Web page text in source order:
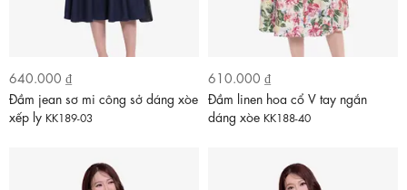
640.000 ₫
Đầm jean sơ mi công sở dáng xòe
xếp ly KK189-03
610.000 ₫
Đầm linen hoa cổ V tay ngắn
dáng xòe KK188-40